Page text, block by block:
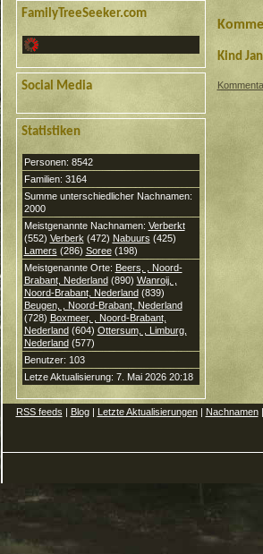
FamilyTreeSeeker.com
Social Media
Statistiken
Personen: 8542
Familien: 3164
Summe unterschiedlicher Nachnamen:
2000
Meistgenannte Nachnamen: Verberkt
(552) Verberk (472) Nabuurs (425)
Lamers (286) Soree(198)
Meistgenannte Orte: Beers, , Noord-
Brabant, Nederland(890) Wanroij, ,
Noord-Brabant, Nederland(839)
Beugen, , Noord-Brabant, Nederland
(728) Boxmeer, , Noord-Brabant,
Nederland(604) Ottersum, , Limburg,
Nederland(577)
Benutzer: 103
Letze Aktualisierung: 7. Mai 2026 20:18
Kind
RSS feeds | Blog| Letzte Aktualisierungen| Nachnamen|